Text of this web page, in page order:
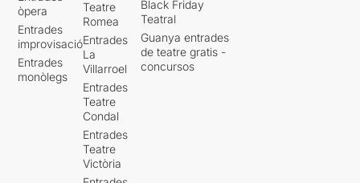
òpera
Entrades
improvisació
Entrades
monòlegs
Teatre
Romea
Entrades
La
Villarroel
Entrades
Teatre
Condal
Entrades
Teatre
Victòria
Black Friday
Teatral
Guanya entrades
de teatre gratis -
concursos